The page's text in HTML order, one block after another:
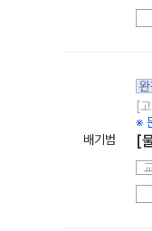
배기범
[
※
[